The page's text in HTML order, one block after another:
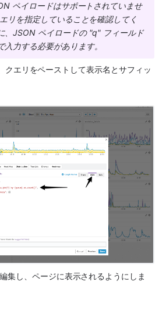
ペイロードはサポートされていませ
リを指定していることを確認してく
、JSON ペイロードの "q" フィールド
入力する必要があります。
エリをペーストして表示名とサフィッ
集し、ページに表示されるようにしま